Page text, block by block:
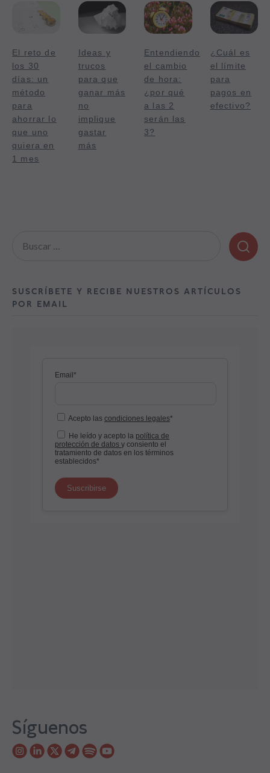
El reto de
los 30
días: un
método
para
ahorrar lo
que uno
quiera en
1 mes
Ideas y
trucos
para que
ganar más
no
implique
gastar
más
Entendiendo
el cambio
de hora:
¿por qué
a las 2
serán las
3?
¿Cuál es
el límite
para
pagos en
efectivo?
SUSCRÍBETE Y RECIBE NUESTROS ARTÍCULOS
POR EMAIL
Síguenos